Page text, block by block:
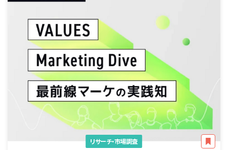
リサーチ・市場調査